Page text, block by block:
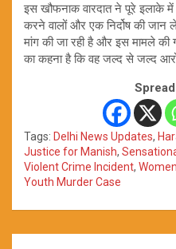
इस खौफनाक वारदात ने पूरे इलाके
करने वालों और एक निर्दोष की जान
मांग की जा रही है और इस मामले की
का कहना है कि वह जल्द से जल्द
Tags: Delhi News Updates,
Justice for Manish,
Violent Crime Incident,
Youth Murder Case